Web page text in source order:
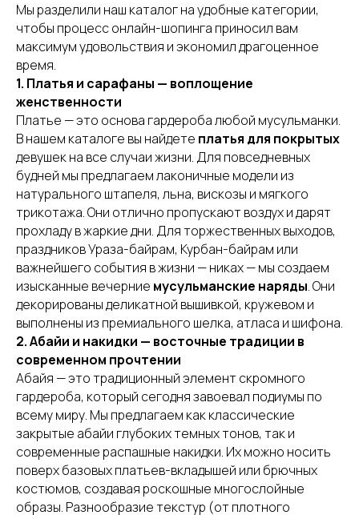
Мы разделили наш каталог на удобные категории,
чтобы процесс онлайн-шопинга приносил вам
максимум удовольствия и экономил драгоценное
время.
1. Платья и сарафаны — воплощение
женственности
Платье — это основа гардероба любой мусульманки.
В нашем каталоге вы найдете платья для покрытых
девушек на все случаи жизни. Для повседневных
будней мы предлагаем лаконичные модели из
натурального штапеля, льна, вискозы и мягкого
трикотажа. Они отлично пропускают воздух и дарят
прохладу в жаркие дни. Для торжественных выходов,
праздников Ураза-байрам, Курбан-байрам или
важнейшего события в жизни — никах — мы создаем
изысканные вечерние мусульманские наряды. Они
декорированы деликатной вышивкой, кружевом и
выполнены из премиального шелка, атласа и шифона.
2. Абайи и накидки — восточные традиции в
современном прочтении
Абайя — это традиционный элемент скромного
гардероба, который сегодня завоевал подиумы по
всему миру. Мы предлагаем как классические
закрытые абайи глубоких темных тонов, так и
современные распашные накидки. Их можно носить
поверх базовых платьев-вкладышей или брючных
костюмов, создавая роскошные многослойные
образы. Разнообразие текстур (от плотного